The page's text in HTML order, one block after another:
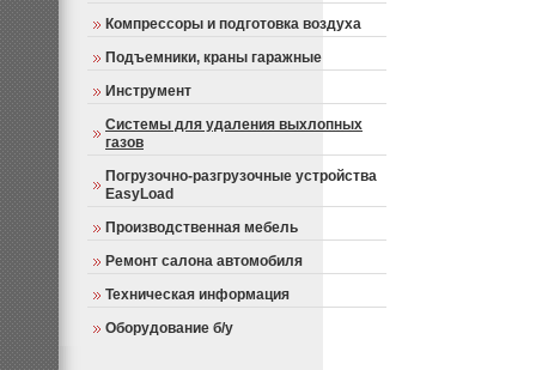
Компрессоры и подготовка воздуха
Подъемники, краны гаражные
Инструмент
Системы для удаления выхлопных
газов
Погрузочно-разгрузочные устройства
EasyLoad
Производственная мебель
Ремонт салона автомобиля
Техническая информация
Оборудование б/у